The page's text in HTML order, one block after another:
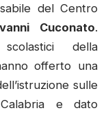
del Centro
Cuconato.
della
offerto una
sulle
e dato